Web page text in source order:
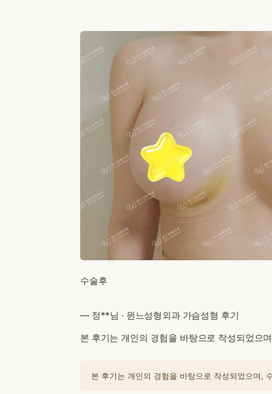
수술후
— 정**님 · 윈느성형외과 가슴성형 후기
본 후기는 개인의 경험을 바탕으로 작성되었으
본 후기는 개인의 경험을 바탕으로 작성되었으며,